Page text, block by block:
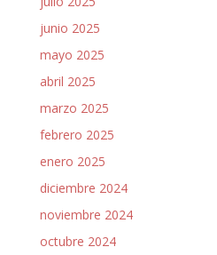
junio 2025
mayo 2025
abril 2025
marzo 2025
febrero 2025
enero 2025
diciembre 2024
noviembre 2024
octubre 2024